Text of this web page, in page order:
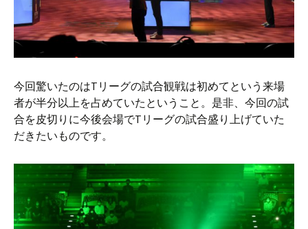
今回驚いたのはTリーグの試合観戦は初めてという来場
者が半分以上を占めていたということ。是非、今回の試
合を皮切りに今後会場でTリーグの試合盛り上げていた
だきたいものです。